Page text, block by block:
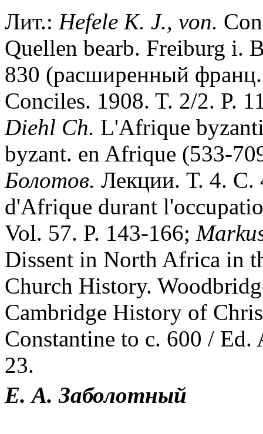
Лит.: Hefele K. J., von.
Quellen bearb. Freiburg i.
830 (расширенный
Conciles. 1908. T. 2/2. P.
Diehl Ch. L'Afrique
byzant. en Afrique (533-
Болотов. Лекции. Т. 4. С.
d'Afrique durant
Vol. 57. P. 143-166;
Dissent in North Africa in
Church History.
Cambridge History of
Constantine to c. 600 / Ed.
23.
Е. А. Заболотный